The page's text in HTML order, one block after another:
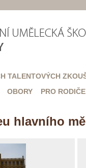
TALENTOVÝCH
OBORY PRO RODIČE
hlavního